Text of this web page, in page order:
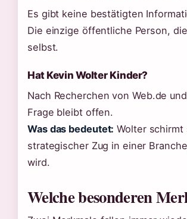
Es gibt keine bestätigten
Die einzige öffentliche Person,
selbst.
Hat Kevin Wolter Kinder?
Nach Recherchen von Web.de
Frage bleibt offen.
Was das bedeutet: Wolter schirmt
strategischer Zug in einer
wird.
Welche besonderen